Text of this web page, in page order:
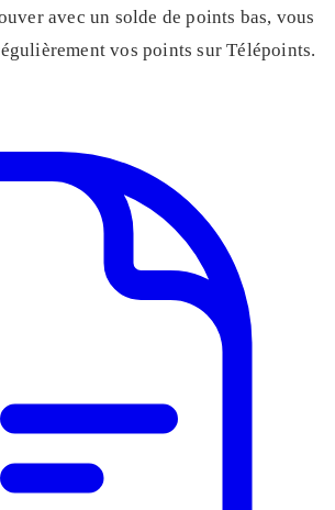
avec un solde de points bas, vous
vos points sur Télépoints.